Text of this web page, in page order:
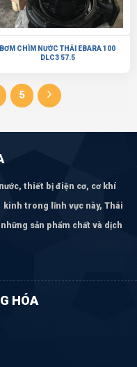
BƠM CHÌM NƯỚC THẢI EBARA 100
DLC3 57.5
5
nước, thiết bị điện cơ, cơ khí
kinh trong lĩnh vực này, Thái
sản phẩm chất và dịch
HÓA